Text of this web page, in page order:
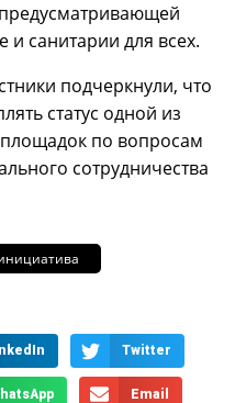
и санитарии для всех.
подчеркнули, что
статус одной из
по вопросам
сотрудничества
Twitter
Email